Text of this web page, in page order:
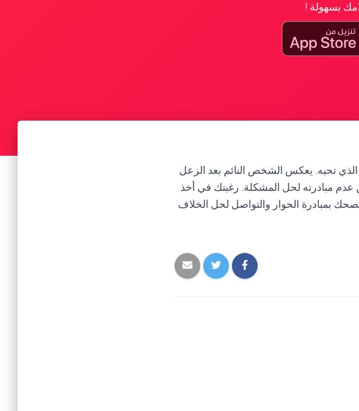
بسهولة !
تحبه. يعكس الشخص النائم بعد الزعل
عدم مبادرته لحل المشكلة. رغبتك في أخذ
بمبادرة الحوار والتواصل لحل الخلاف